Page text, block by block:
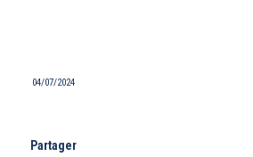
04/07/2024
Partager